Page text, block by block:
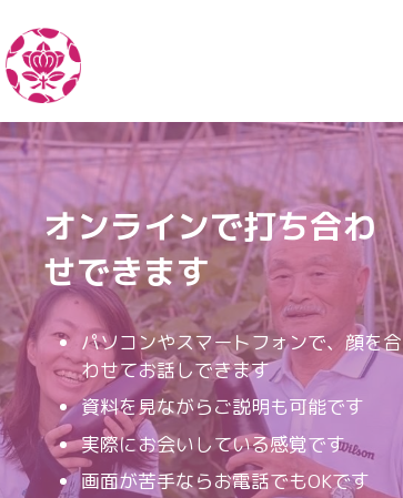
オンラインで打ち合わ
せできます
パソコンやスマートフォンで、顔を合
わせてお話しできます
資料を見ながらご説明も可能です
実際にお会いしている感覚です
画面が苦手ならお電話でもOKです